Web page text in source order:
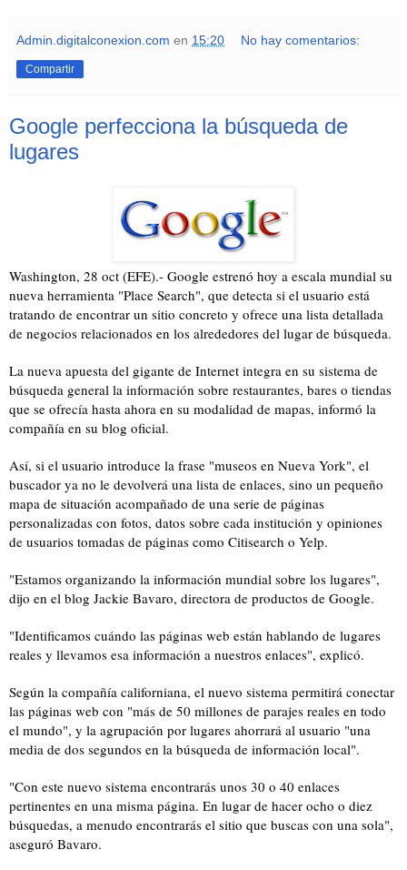
Admin.digitalconexion.com en 15:20 No hay comentarios:
Compartir
Google perfecciona la búsqueda de
lugares
Washington, 28 oct (EFE).- Google estrenó hoy a escala mundial su
nueva herramienta "Place Search", que detecta si el usuario está
tratando de encontrar un sitio concreto y ofrece una lista detallada
de negocios relacionados en los alrededores del lugar de búsqueda.
La nueva apuesta del gigante de Internet integra en su sistema de
búsqueda general la información sobre restaurantes, bares o tiendas
que se ofrecía hasta ahora en su modalidad de mapas, informó la
compañía en su blog oficial.
Así, si el usuario introduce la frase "museos en Nueva York", el
buscador ya no le devolverá una lista de enlaces, sino un pequeño
mapa de situación acompañado de una serie de páginas
personalizadas con fotos, datos sobre cada institución y opiniones
de usuarios tomadas de páginas como Citisearch o Yelp.
"Estamos organizando la información mundial sobre los lugares",
dijo en el blog Jackie Bavaro, directora de productos de Google.
"Identificamos cuándo las páginas web están hablando de lugares
reales y llevamos esa información a nuestros enlaces", explicó.
Según la compañía californiana, el nuevo sistema permitirá conectar
las páginas web con "más de 50 millones de parajes reales en todo
el mundo", y la agrupación por lugares ahorrará al usuario "una
media de dos segundos en la búsqueda de información local".
"Con este nuevo sistema encontrarás unos 30 o 40 enlaces
pertinentes en una misma página. En lugar de hacer ocho o diez
búsquedas, a menudo encontrarás el sitio que buscas con una sola",
aseguró Bavaro.